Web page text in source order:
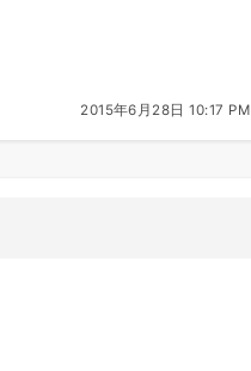
2015年6月28日 10:17 PM